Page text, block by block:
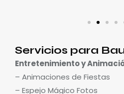
Servicios para
Entretenimiento y
– Animaciones de Fiestas
– Espejo Mágico Fotos